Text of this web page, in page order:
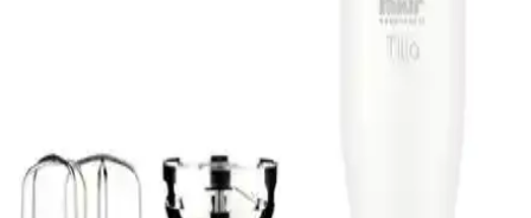
tasarımıyla modern temizlik çözümleri sunar. HEPA filtresi ve sessiz
çalışma özelliğiyle sağlıklı ve pratik kullanım sağlar.
Quadro'nun özellikleri, performansları ve kullanıcı deneyimleri
detaylı şekilde inceleniyor. Hangi ürün sizin için uygun?